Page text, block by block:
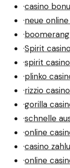
·casino
·neue
·
·Spirit
·spirit
·plinko
·rizzio
·gorilla
·schnelle
·online
·casino
·online